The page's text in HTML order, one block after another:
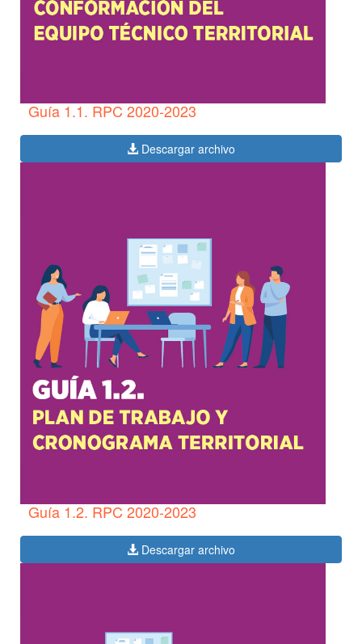
Guía 1.1. RPC 2020-2023
Descargar archivo
Guía 1.2. RPC 2020-2023
Descargar archivo